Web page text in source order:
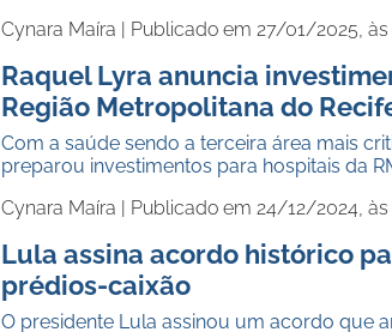
Cynara Maíra | Publicado em 27/01/2025, às
Raquel Lyra anuncia
Região Metropolitana do
Com a saúde sendo a terceira área mais
preparou investimentos para hospitais da
Cynara Maíra | Publicado em 24/12/2024, às
Lula assina acordo histórico
prédios-caixão
O presidente Lula assinou um acordo que